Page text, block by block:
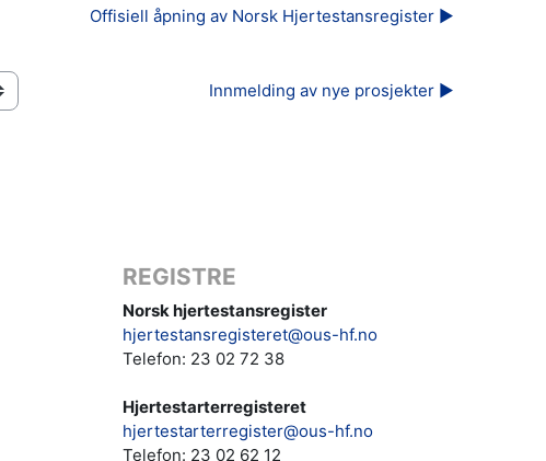
Offisiell åpning av Norsk Hjertestansregister ▶︎
Innmelding av nye prosjekter ▶︎
REGISTRE
Norsk hjertestansregister
hjertestansregisteret@ous-hf.no
Telefon: 23 02 72 38
Hjertestarterregisteret
hjertestarterregister@ous-hf.no
Telefon: 23 02 62 12‬‬